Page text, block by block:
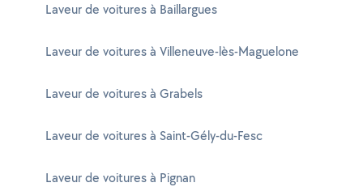
Laveur de voitures à Baillargues
Laveur de voitures à Villeneuve-lès-Maguelone
Laveur de voitures à Grabels
Laveur de voitures à Saint-Gély-du-Fesc
Laveur de voitures à Pignan